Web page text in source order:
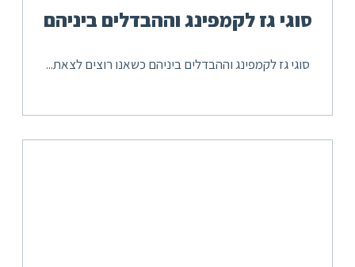
סוגי גז לקמפינג וההבדלים ביניהם
סוגי גז לקמפינג וההבדלים ביניהם כשאנו רוצים לצאת...